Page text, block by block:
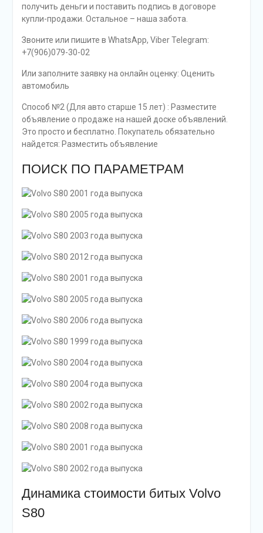
получить деньги и поставить подпись в договоре
купли-продажи. Остальное – наша забота.
Звоните или пишите в WhatsApp, Viber Telegram:
+7(906)079-30-02
Или заполните заявку на онлайн оценку: Оценить
автомобиль
Способ №2 (Для авто старше 15 лет) : Разместите
объявление о продаже на нашей доске объявлений.
Это просто и бесплатно. Покупатель обязательно
найдется: Разместить объявление
ПОИСК ПО ПАРАМЕТРАМ
Динамика стоимости битых Volvo
S80